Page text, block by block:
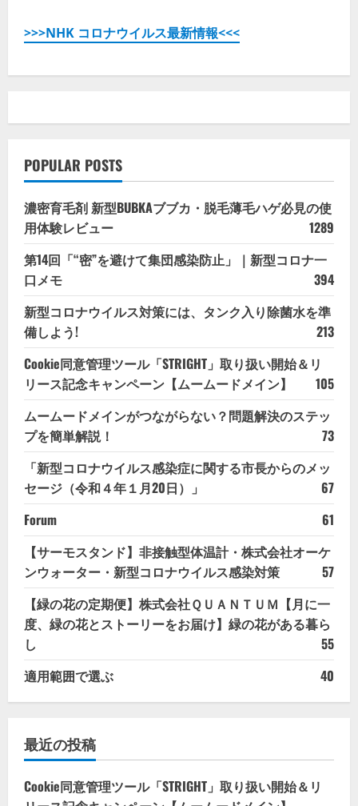
>>>NHK コロナウイルス最新情報<<<
POPULAR POSTS
濃密育毛剤 新型BUBKAブブカ・脱毛薄毛ハゲ必見の使
用体験レビュー
1289
第14回「“密”を避けて集団感染防止」｜新型コロナ一
口メモ
394
新型コロナウイルス対策には、タンク入り除菌水を準
備しよう!
213
Cookie同意管理ツール「STRIGHT」取り扱い開始＆リ
リース記念キャンペーン【ムームードメイン】
105
ムームードメインがつながらない？問題解決のステッ
プを簡単解説！
73
「新型コロナウイルス感染症に関する市長からのメッ
セージ（令和４年１月20日）」
67
Forum
61
【サーモスタンド】非接触型体温計・株式会社オーケ
ンウォーター・新型コロナウイルス感染対策
57
【緑の花の定期便】株式会社ＱＵＡＮＴＵＭ【月に一
度、緑の花とストーリーをお届け】緑の花がある暮ら
し
55
適用範囲で選ぶ
40
最近の投稿
Cookie同意管理ツール「STRIGHT」取り扱い開始＆リ